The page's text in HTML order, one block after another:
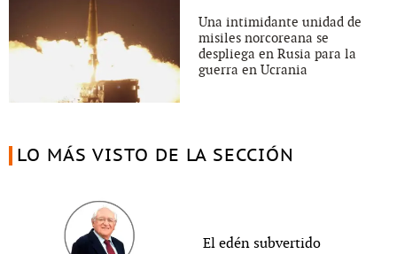
Una intimidante unidad de
misiles norcoreana se
despliega en Rusia para la
guerra en Ucrania
LO MÁS VISTO DE LA SECCIÓN
El edén subvertido